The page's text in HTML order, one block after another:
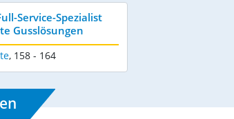
Service-Spezialist
Gusslösungen
, 158 - 164